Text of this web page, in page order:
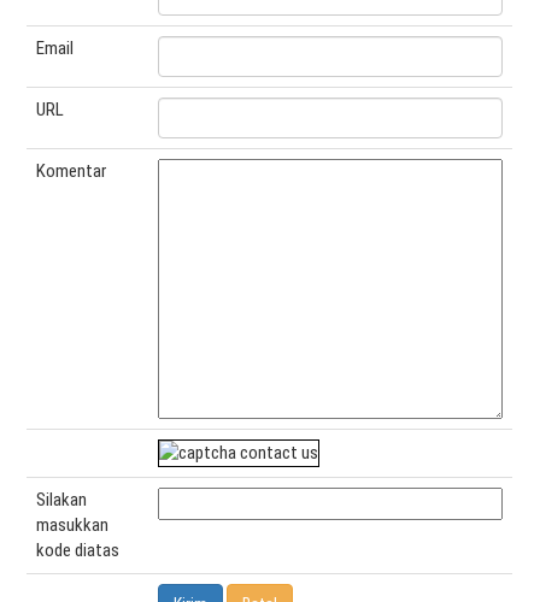
Email
URL
Komentar
Silakan
masukkan
kode diatas